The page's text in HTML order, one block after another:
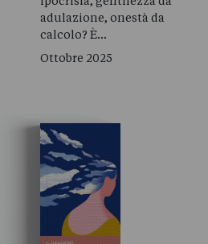
adulazione, onestà da
calcolo? È…
Ottobre 2025